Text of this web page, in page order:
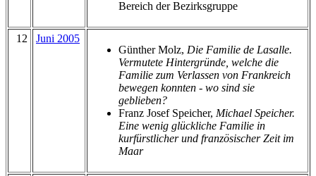
Bereich der Bezirksgruppe
12
Juni 2005
Günther Molz, Die Familie de Lasalle.
Vermutete Hintergründe, welche die
Familie zum Verlassen von Frankreich
bewegen konnten - wo sind sie
geblieben?
Franz Josef Speicher, Michael Speicher.
Eine wenig glückliche Familie in
kurfürstlicher und französischer Zeit im
Maar